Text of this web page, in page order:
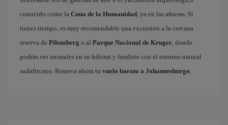
conocido como la Cuna de la Humanidad, ya en las afueras. Si
tienes tiempo, es muy recomendable una excursión a la cercana
reserva de Pilensberg o al Parque Nacional de Kruger, donde
podrás ver animales en su hábitat y fundirte con el entorno natural
sudafricano. Reserva ahora tu vuelo barato a Johannesburgo.